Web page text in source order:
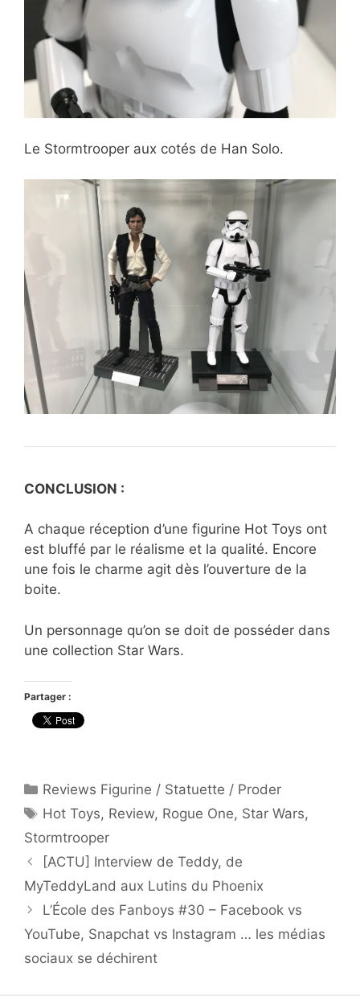
Le Stormtrooper aux cotés de Han Solo.
CONCLUSION :
A chaque réception d’une figurine Hot Toys ont
est bluffé par le réalisme et la qualité. Encore
une fois le charme agit dès l’ouverture de la
boite.
Un personnage qu’on se doit de posséder dans
une collection Star Wars.
Partager :
Catégories
Reviews Figurine / Statuette / Proder
Étiquettes
Hot Toys, Review, Rogue One, Star Wars,
Stormtrooper
[ACTU] Interview de Teddy, de
MyTeddyLand aux Lutins du Phoenix
L’École des Fanboys #30 – Facebook vs
YouTube, Snapchat vs Instagram … les médias
sociaux se déchirent